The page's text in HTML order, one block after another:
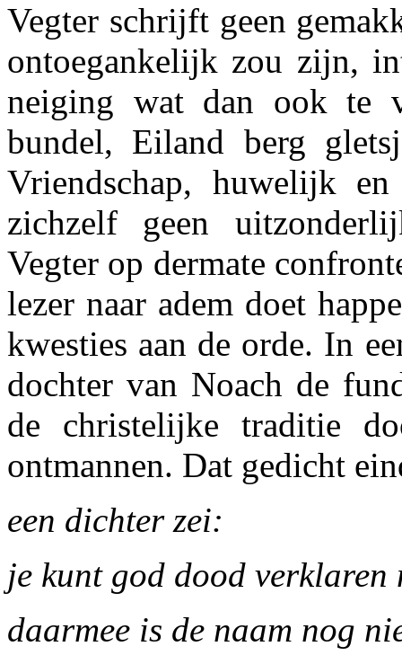
Vegter schrijft geen
ontoegankelijk zou zijn,
neiging wat dan ook te
bundel, Eiland berg
Vriendschap, huwelijk
zichzelf geen
Vegter op dermate
lezer naar adem doet
kwesties aan de orde. In
dochter van Noach de
de christelijke traditie
ontmannen. Dat gedicht
een dichter zei:
je kunt god dood verklaren
daarmee is de naam nog